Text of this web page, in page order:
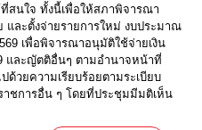
สนใจ ทั้งนี้เพื่อให้สภาพิจารณา
ละตั้งจ่ายรายการใหม่ งบประมาณ
เพื่อพิจารณาอนุมัติใช้จ่ายเงิน
และญัตติอื่นๆ ตามอำนาจหน้าที่
ด้วยความเรียบร้อยตามระเบียบ
ชการอื่น ๆ โดยที่ประชุมมีมติเห็น